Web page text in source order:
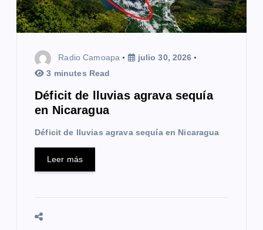
Radio Camoapa
julio 30, 2026
3 minutes Read
Déficit de lluvias agrava sequía
en Nicaragua
Déficit de lluvias agrava sequía en Nicaragua
Leer más